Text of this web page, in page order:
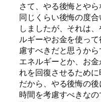
さて、やる後悔とや
同じくらい後悔の度
しましたが、それは
ルギーやお金を使っ
慮すべきだと思うから
エネルギーとか、お
れを回復させるために
だから、やる後悔の
時間を考慮すべきなの